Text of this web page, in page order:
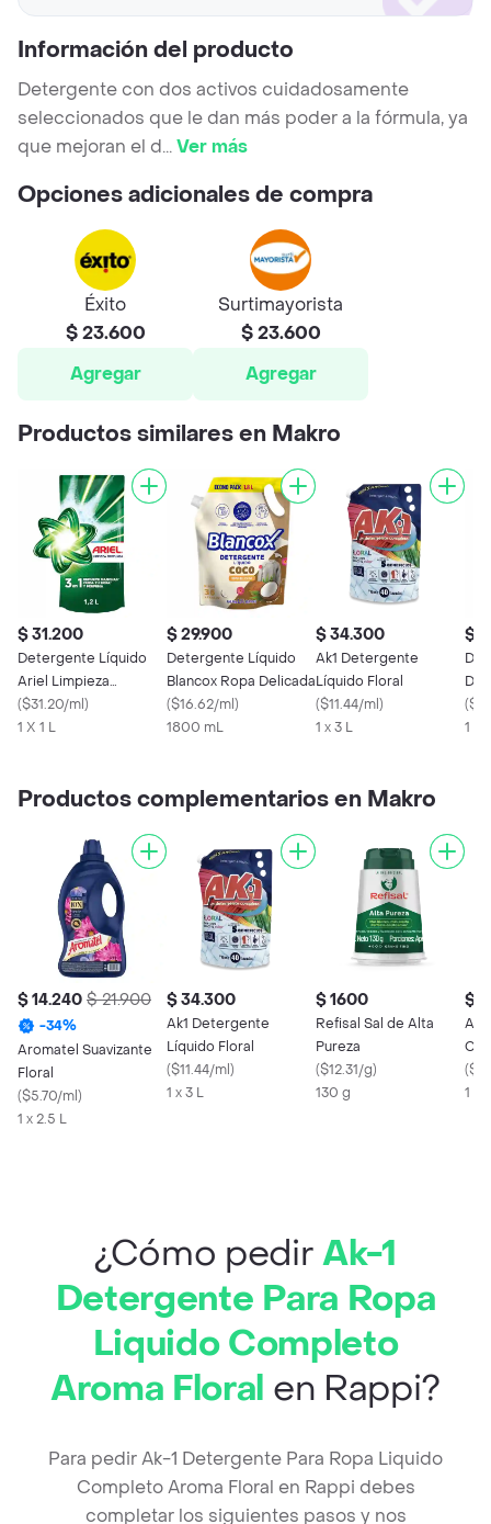
Información del producto
Detergente con dos activos cuidadosamente
seleccionados que le dan más poder a la fórmula, ya
que mejoran el d...Ver más
Opciones adicionales de compra
Éxito
$ 23.600
Agregar
Surtimayorista
$ 23.600
Agregar
Productos similares en Makro
$ 31.200
Detergente Líquido
Ariel Limpieza
Profunda 1.2 L
($31.20/ml)
1 X 1 L
$ 29.900
Detergente Líquido
Blancox Ropa Delicada
($16.62/ml)
1800 mL
$ 34.300
Ak1 Detergente
Líquido Floral
($11.44/ml)
1 x 3 L
$
(
1 X
Productos complementarios en Makro
$ 14.240 $ 21.900
-34%
Aromatel Suavizante
Floral
($5.70/ml)
1 x 2.5 L
$ 34.300
Ak1 Detergente
Líquido Floral
($11.44/ml)
1 x 3 L
$ 1600
Refisal Sal de Alta
Pureza
($12.31/g)
130 g
$
Aro
(
1 Kg
¿Cómo pedirAk-1
Detergente Para Ropa
Liquido Completo
Aroma Floral en Rappi?
Para pedir Ak-1 Detergente Para Ropa Liquido
Completo Aroma Floral en Rappi debes
completar los siguientes pasos y nos